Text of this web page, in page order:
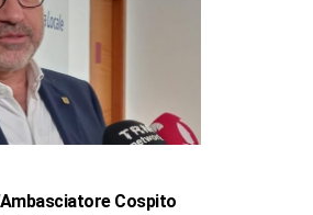
Cospito